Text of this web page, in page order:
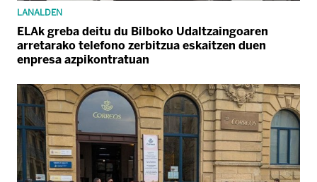
LANALDEN
ELAk greba deitu du Bilboko Udaltzaingoaren
arretarako telefono zerbitzua eskaitzen duen
enpresa azpikontratuan